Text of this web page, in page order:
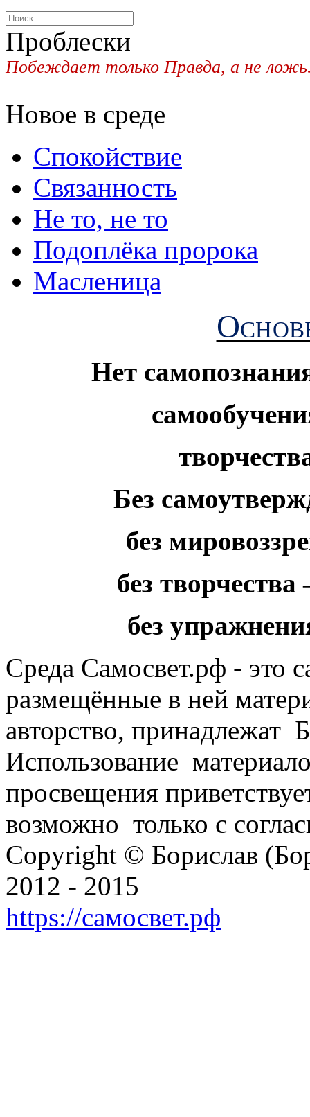
Проблески
Побеждает только Правда, а не
Новое в среде
Спокойствие
Связанность
Не то, не то
Подоплёка пророка
Масленица
Нет
Без
без
без
без
Среда Самосвет.рф - это
размещённые в ней
авторство, принадлежат
Использование
просвещения
возможно только с
Copyright © Борислав
2012 - 2015
https://самосвет.рф